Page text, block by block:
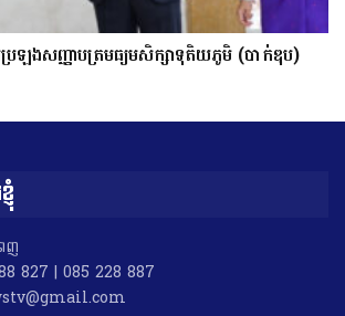
ប្រឡងសញ្ញាបត្រមធ្យមសិក្សាទុតិយភូមិ (បាក់ឌុប)
ញ
827 | 085 228 887